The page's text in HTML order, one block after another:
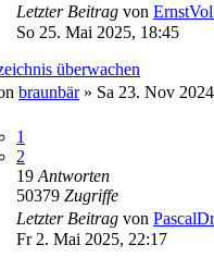
Letzter Beitrag von
So 25. Mai 2025, 18:45
überwachen
braunbär» Sa 23. Nov
1
2
19 Antworten
50379 Zugriffe
Letzter Beitrag von
Fr 2. Mai 2025, 22:17